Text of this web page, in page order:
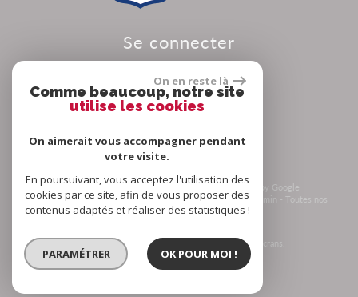
se connecter
© 2026 | Tous droits réservés | Traduction powered by Google
Plan du site- Mentions légales- Nos honoraires-Liens- Admin - Toutes nos
annonces-Politique RGPD
un seul site adaptable à tous les types d'écrans.
On en reste là
Comme beaucoup, notre site
utilise les cookies
On aimerait vous accompagner pendant
votre visite.
En poursuivant, vous acceptez l'utilisation des
cookies par ce site, afin de vous proposer des
contenus adaptés et réaliser des statistiques !
PARAMÉTRER OK POUR MOI !